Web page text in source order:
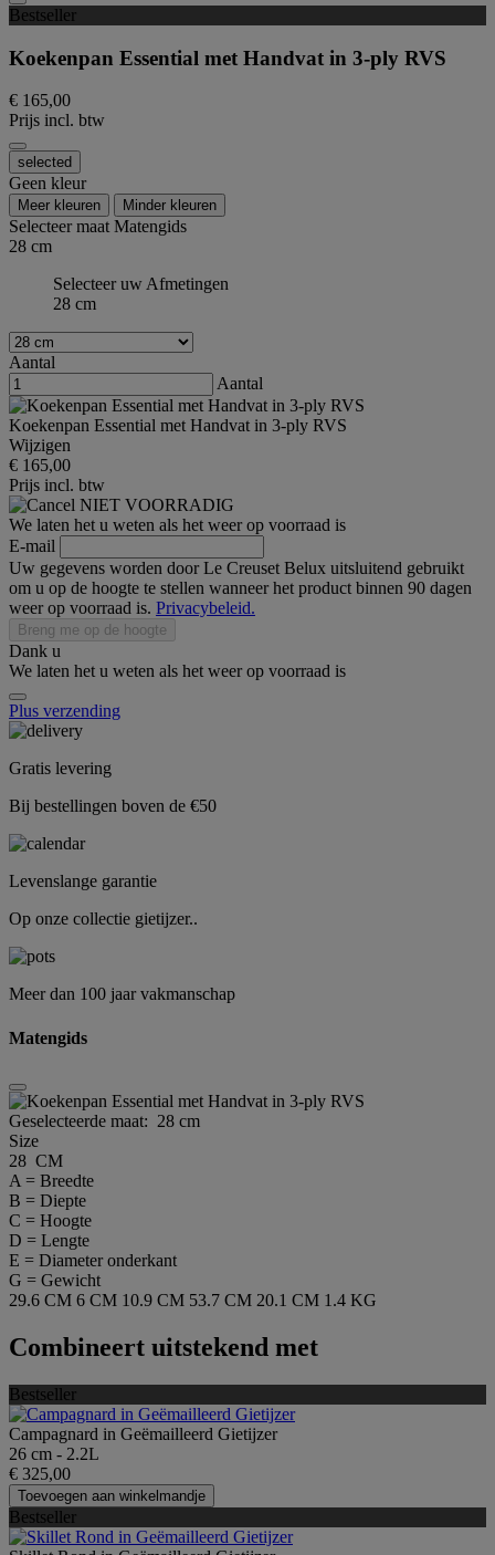
Bestseller
Koekenpan Essential met Handvat in 3-ply RVS
€ 165,00
Prijs incl. btw
selected
Geen kleur
Meer kleuren Minder kleuren
Selecteer maatMatengids
28 cm
Selecteer uw Afmetingen
28 cm
Aantal
Aantal
Koekenpan Essential met Handvat in 3-ply RVS
Wijzigen
€ 165,00
Prijs incl. btw
NIET VOORRADIG
We laten het u weten als het weer op voorraad is
E-mail
Uw gegevens worden door Le Creuset Belux uitsluitend gebruikt
om u op de hoogte te stellen wanneer het product binnen 90 dagen
weer op voorraad is. Privacybeleid.
Breng me op de hoogte
Dank u
We laten het u weten als het weer op voorraad is
Plus verzending
Gratis levering
Bij bestellingen boven de €50
Levenslange garantie
Op onze collectie gietijzer..
Meer dan 100 jaar vakmanschap
Matengids
Geselecteerde maat: 28 cm
Size
28 CM
A = Breedte
B = Diepte
C = Hoogte
D = Lengte
E = Diameter onderkant
G = Gewicht
29.6 CM 6 CM 10.9 CM 53.7 CM 20.1 CM 1.4 KG
Combineert uitstekend met
Bestseller
Campagnard in Geëmailleerd Gietijzer
26 cm - 2.2L
€ 325,00
Toevoegen aan winkelmandje
Bestseller